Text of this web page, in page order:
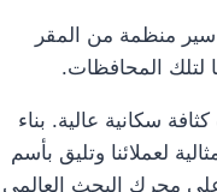
منظمة من المقر
لتلك المحافظات.
سكانية عالية. بناء
لعملائنا وتليق بأسم
علي محرك البحث العالمي